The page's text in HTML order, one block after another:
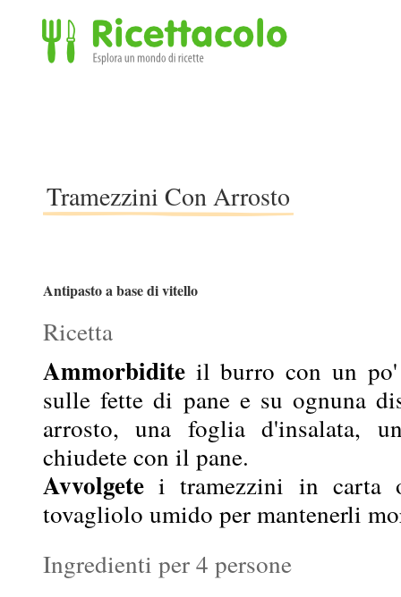
Tramezzini Con Arrosto
Antipasto a base di vitello
Ricetta
Ammorbidite il burro con un po'
sulle fette di pane e su ognuna
arrosto, una foglia d'insalata,
chiudete con il pane.
Avvolgete i tramezzini in carta
tovagliolo umido per mantenerli
Ingredienti per 4 persone